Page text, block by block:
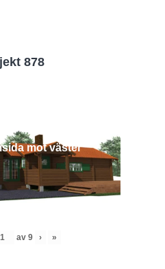
878
mot väster
av 9 › »